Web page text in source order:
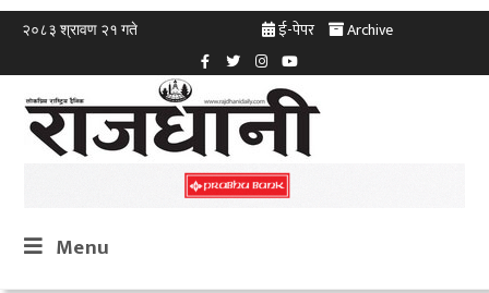
२०८३ श्रावण २१ गते ई-पेपर Archive
Menu